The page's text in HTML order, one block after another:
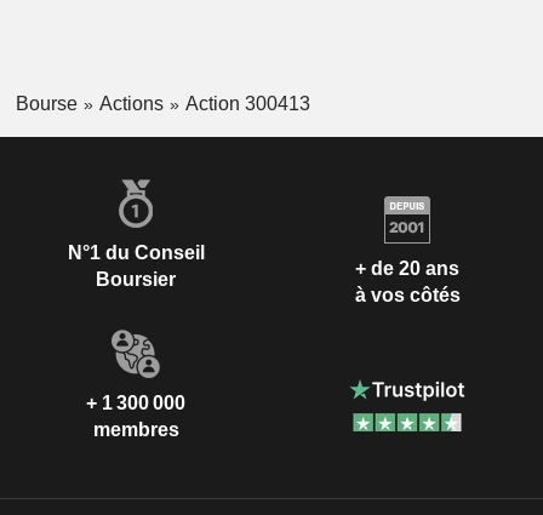
Bourse Actions Action 300413
N°1 du Conseil
Boursier
+ de 20 ans
à vos côtés
+ 1 300 000
membres